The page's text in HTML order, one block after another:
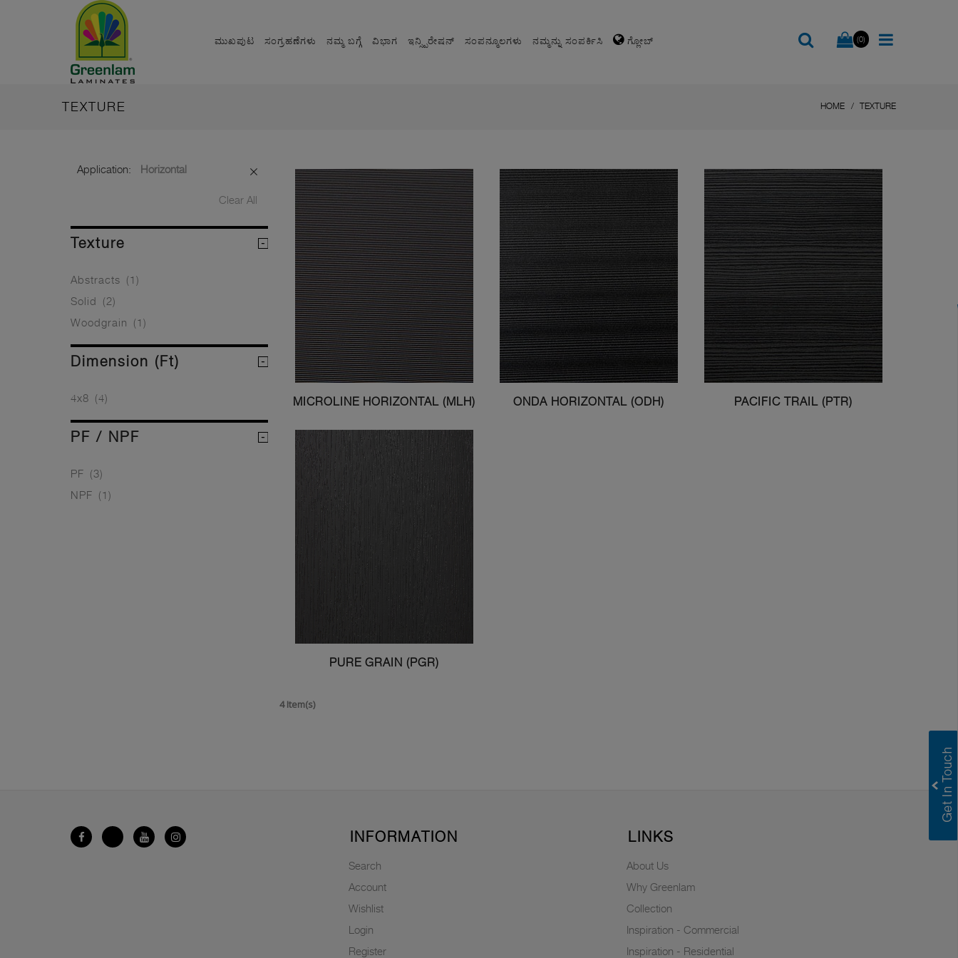
ಮುಖಪುಟ ಸಂಗ್ರಹಣೆಗಳು ನಮ್ಮ ಬಗ್ಗೆ ವಿಭಾಗ ಇನ್ಸ್ಪಿರೇಷನ್ ಸಂಪನ್ಮೂಲಗಳು ನಮ್ಮನ್ನು ಸಂಪರ್ಕಿಸಿ ಗ್ಲೋಬ್ (0)
TEXTURE HOME TEXTURE
Application: Horizontal
Clear All
Texture
Abstracts (1)
Solid
(2)
Woodgrain
(1)
Dimension (ft)
4x8 (4)
PF / NPF
PF (3)
NPF (1)
MICROLINE HORIZONTAL (MLH) ONDA HORIZONTAL (ODH) PACIFIC TRAIL (PTR)
PURE GRAIN (PGR)
4 Item(s)
INFORMATION
Search
Account
Wishlist
Login
Register
LINKS
About Us
Why Greenlam
Collection
Inspiration - Commercial
Inspiration - Residential